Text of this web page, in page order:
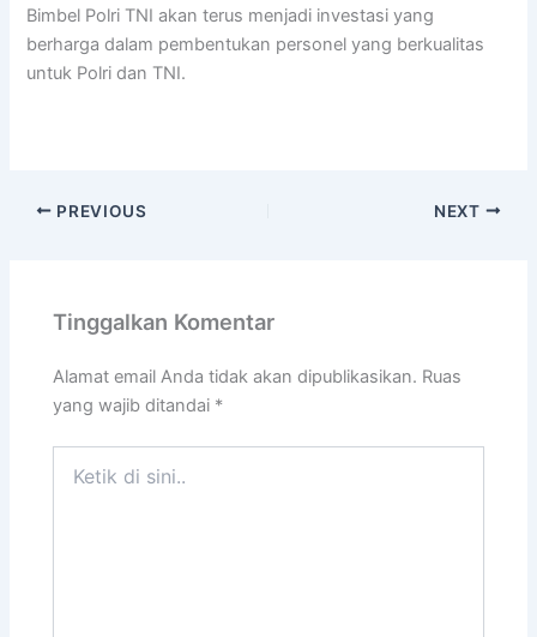
Bimbel Polri TNI akan terus menjadi investasi yang
berharga dalam pembentukan personel yang berkualitas
untuk Polri dan TNI.
PREVIOUS NEXT
Tinggalkan Komentar
Alamat email Anda tidak akan dipublikasikan. Ruas
yang wajib ditandai *